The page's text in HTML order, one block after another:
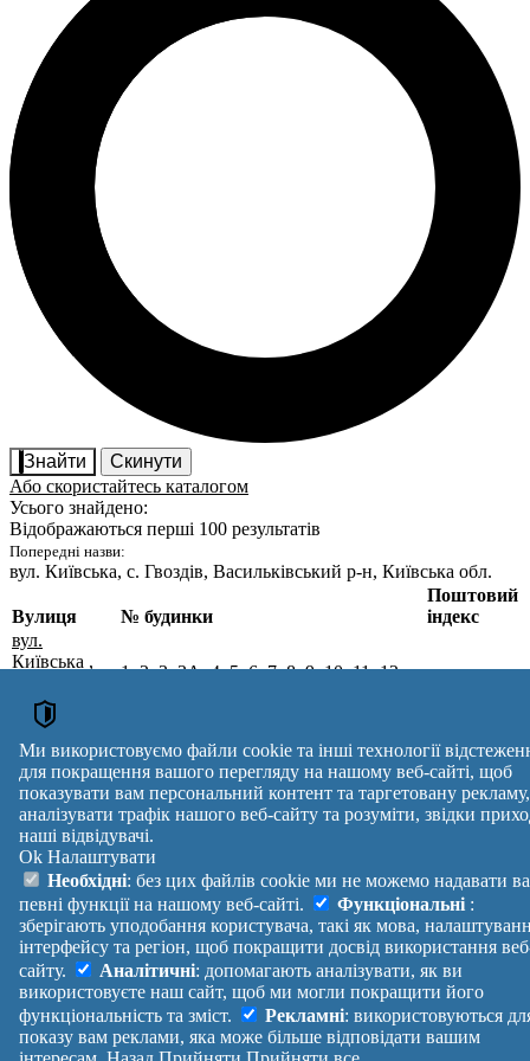
Знайти
Скинути
Або скористайтесь каталогом
Усього знайдено:
Відображаються перші 100 результатів
Попередні назви:
вул. Київська, с. Гвоздів, Васильківський р-н, Київська обл.
Поштові індекси України. Оновлено : 07-08-2026.
Вулиця № будинки
Поштовий
індекс
вул.
Київська ,
Обухівський
р-н,
Київська
обл.
1, 2, 3, 3А, 4, 5, 6, 7, 8, 9, 10, 11, 12,
Вулиця № будинків
Індекс
reklama
Правила
Допомога
Платні
послуги
Політика
конфіденційності
Маніфест
Про проект
Зворотній
зв'язок
Україна
Увійти|
Вихід
Ми використовуємо файли cookie та інші технології
для покращення вашого перегляду на нашому веб-сайті, щоб
показувати вам персональний контент та таргетовану рекламу,
аналізувати трафік нашого веб-сайту та розуміти, звідки
наші відвідувачі.
Ok Налаштувати
Необхідні: без цих файлів cookie ми не можемо надавати
певні функції на нашому веб-сайті.
Функціональні :
зберігають уподобання користувача, такі як мова,
інтерфейсу та регіон, щоб покращити досвід використання
сайту.
Аналітичні: допомагають аналізувати, як ви
використовуєте наш сайт, щоб ми могли покращити його
функціональність та зміст.
Рекламні: використовуються
показу вам реклами, яка може більше відповідати вашим